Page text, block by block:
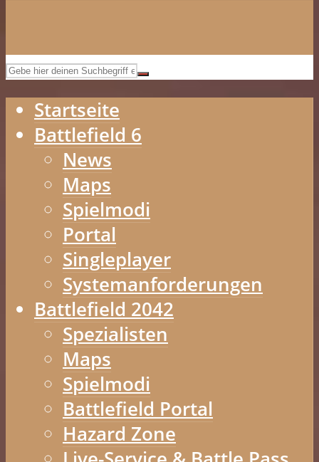
Startseite
Battlefield 6
News
Maps
Spielmodi
Portal
Singleplayer
Systemanforderungen
Battlefield 2042
Spezialisten
Maps
Spielmodi
Battlefield Portal
Hazard Zone